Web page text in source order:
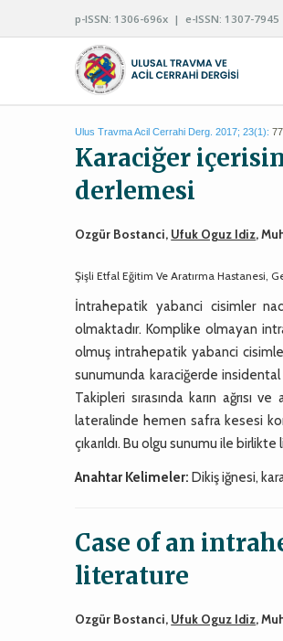
p-ISSN: 1306-696x | e-ISSN: 1307-7945
Ulus Travma Acil Cerrahi Derg. 2017; 23(1):
Karaciğer
derlemesi
Ozgür Bostanci, Ufuk Oguz Idiz,
Şişli Etfal Eğitim Ve Aratırma Hastanesi,
İntrahepatik yabanci cisimler
olmaktadır. Komplike olmayan
olmuş intrahepatik yabanci
sunumunda karaciğerde insidental
Takipleri sırasında karın ağrısı
lateralinde hemen safra kesesi
çıkarıldı. Bu olgu sunumu ile
Anahtar Kelimeler: Dikiş iğnesi,
Case of an
literature
Ozgür Bostanci, Ufuk Oguz Idiz,